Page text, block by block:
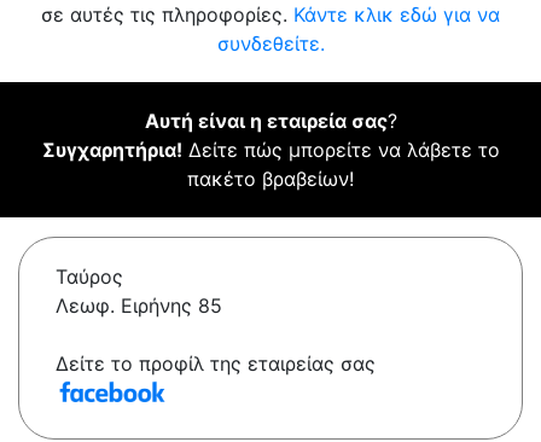
σε αυτές τις πληροφορίες. Κάντε κλικ εδώ για να
συνδεθείτε.
Αυτή είναι η εταιρεία σας?
Συγχαρητήρια! Δείτε πώς μπορείτε να λάβετε το
πακέτο βραβείων!
Ταύρος
Λεωφ. Ειρήνης 85
Δείτε το προφίλ της εταιρείας σας